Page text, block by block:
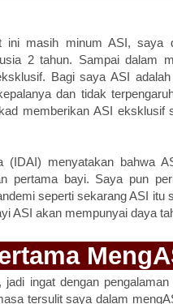
ini masih minum ASI, saya
2 tahun. Sampai dalam
Bagi saya ASI
dan tidak
memberikan ASI eksklusif
(IDAI) menyatakan bahwa
pertama bayi. Saya pun
seperti sekarang ASI itu
ASI akan mempunyai daya
ingat dengan
tersulit saya dalam